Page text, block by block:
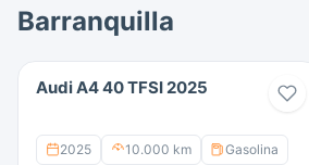
Barranquilla
Audi A4 40 TFSI 2025
2025 10.000 km Gasolina